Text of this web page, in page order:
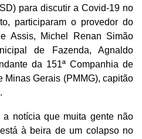
para discutir a Covid-19 no
participaram o provedor do
Assis, Michel Renan Simão
de Fazenda, Agnaldo
da 151ª Companhia de
Minas Gerais (PMMG), capitão
a notícia que muita gente não
à beira de um colapso no